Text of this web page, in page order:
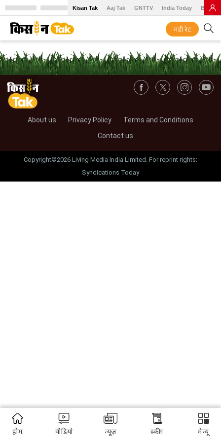
Kisan Tak Aaj Tak GNTTV India Today BT
मंडी रेट
About us Privacy Policy
Terms and Conditions
Contact us
Copyright©2026 Living Media India Limited. For reprint rights:
Syndications Today
होम वीडियो न्यूज़ स्कीम मेन्यू